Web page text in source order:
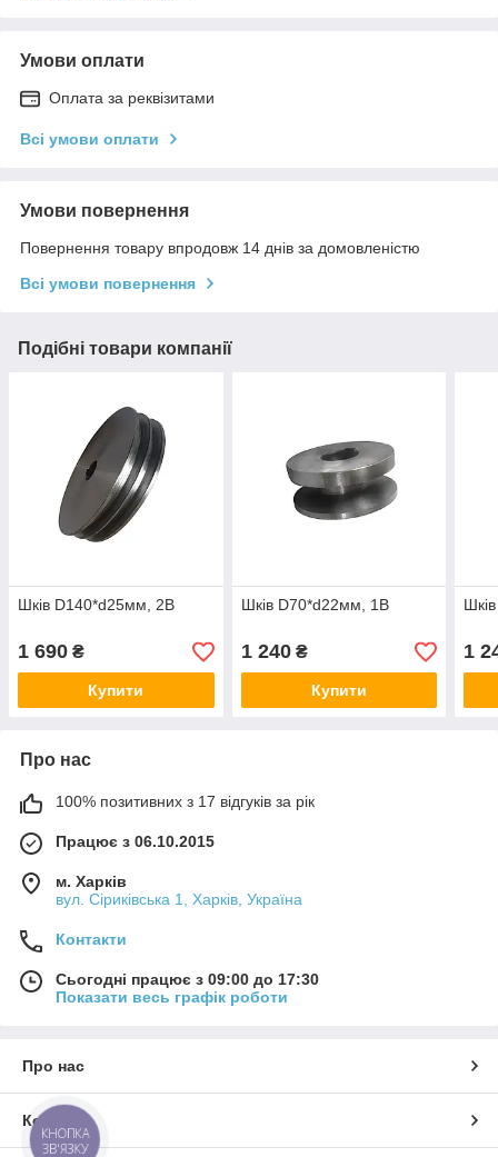
Умови оплати
Оплата за реквізитами
Всі умови оплати
Умови повернення
Повернення товару впродовж 14 днів за домовленістю
Всі умови повернення
Подібні товари компанії
Шків D140*d25мм, 2B
1 690 ₴
Купити
Шків D70*d22мм, 1B
1 240₴
Купити
1
Про нас
100% позитивних з 17 відгуків за рік
Працює з 06.10.2015
м. Харків
вул. Сіриківська 1, Харків, Україна
Контакти
Сьогодні працює з 09:00 до 17:30
Показати весь графік роботи
Про нас
Контакти
КНОПКА
ЗВ'ЯЗКУ